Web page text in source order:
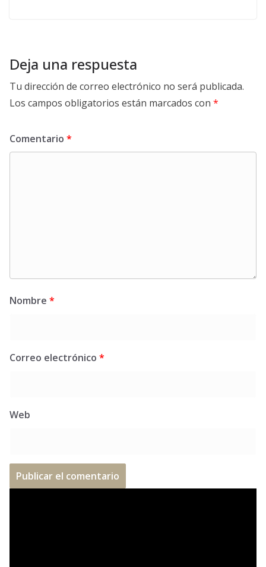
Deja una respuesta
Tu dirección de correo electrónico no será publicada.
Los campos obligatorios están marcados con *
Comentario *
Nombre *
Correo electrónico *
Web